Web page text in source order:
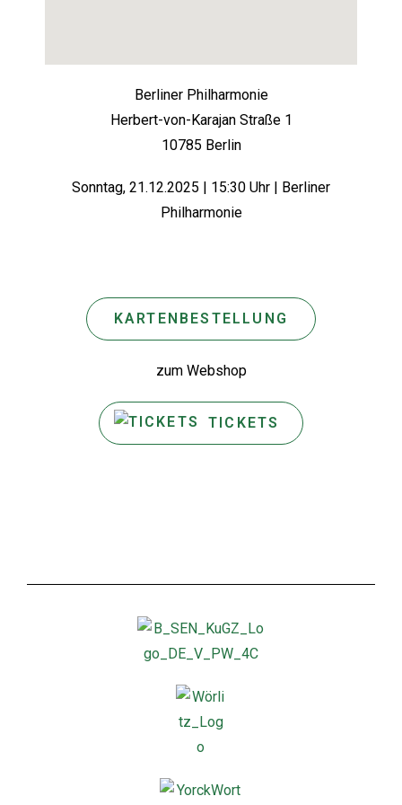
Berliner Philharmonie
Herbert-von-Karajan Straße 1
10785 Berlin
Sonntag, 21.12.2025 | 15:30 Uhr | Berliner
Philharmonie
KARTENBESTELLUNG
zum Webshop
TICKETS